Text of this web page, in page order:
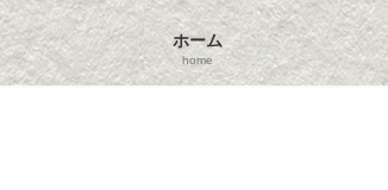
コ
ン
テ
ン
ナ
ビ
ゲ
ー
ホーム
home